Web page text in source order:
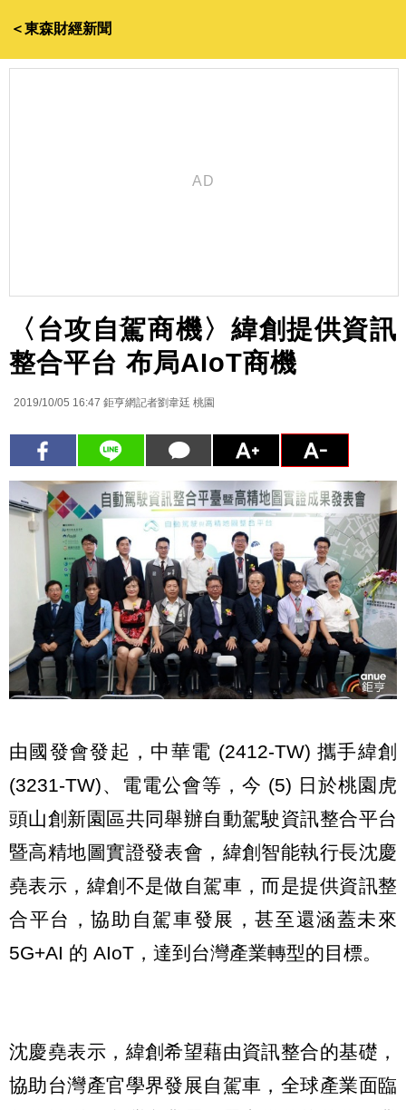
＜東森財經新聞
〈台攻自駕商機〉緯創提供資訊
整合平台 布局AIoT商機
2019/10/05 16:47 鉅亨網記者劉韋廷 桃園
由國發會發起，中華電 (2412-TW) 攜手緯創
(3231-TW)、電電公會等，今 (5) 日於桃園虎
頭山創新園區共同舉辦自動駕駛資訊整合平台
暨高精地圖實證發表會，緯創智能執行長沈慶
堯表示，緯創不是做自駕車，而是提供資訊整
合平台，協助自駕車發展，甚至還涵蓋未來
5G+AI 的 AIoT，達到台灣產業轉型的目標。
沈慶堯表示，緯創希望藉由資訊整合的基礎，
協助台灣產官學界發展自駕車，全球產業面臨